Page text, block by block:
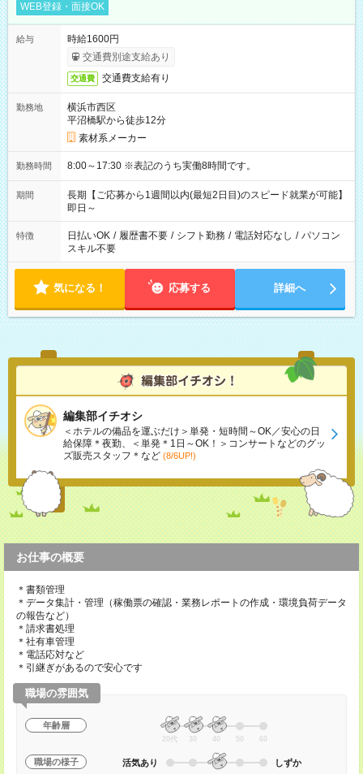
WEB登録・面接OK
給与
時給1600円
交通費別途支給あり
交通費 交通費支給有り
勤務地
横浜市西区
平沼橋駅から徒歩12分
素材系メーカー
勤務時間 8:00～17:30 ※表記のうち実働8時間です。
期間
長期【ご応募から1週間以内(最短2日目)のスピード就業が可能】
即日～
特徴 日払いOK / 履歴書不要 / シフト勤務 / 電話対応なし / パソコン
スキル不要
気になる！ 応募する 詳細へ
編集部イチオシ
＜ホテルの備品を運ぶだけ＞単発・短時間～OK／安心の日
給保障＊夜勤、＜単発＊1日～OK！＞コンサートなどのグッ
ズ販売スタッフ＊など (8/6UP!)
お仕事の概要
＊書類管理
＊データ集計・管理（稼働票の確認・業務レポートの作成・環境負荷データ
の報告など）
＊請求書処理
＊社有車管理
＊電話応対など
＊引継ぎがあるので安心です
職場の雰囲気
年齢層
20代 30 40 50 60
職場の様子 活気あり しずか